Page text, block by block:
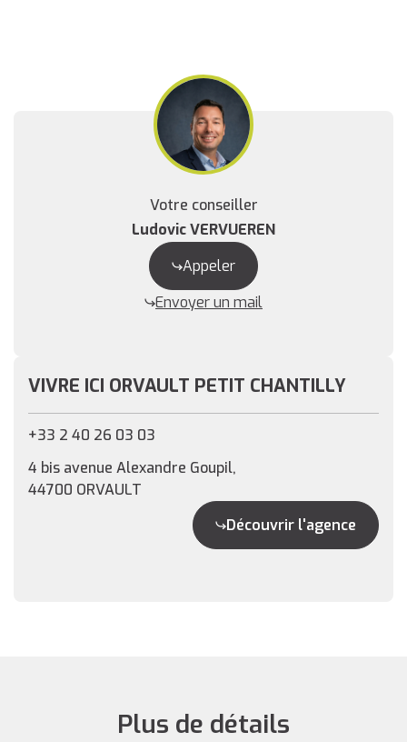
Votre conseiller
Ludovic VERVUEREN
Appeler
Envoyer un mail
VIVRE ICI ORVAULT PETIT CHANTILLY
+33 2 40 26 03 03
4 bis avenue Alexandre Goupil,
44700 ORVAULT
Découvrir l'agence
Plus de détails